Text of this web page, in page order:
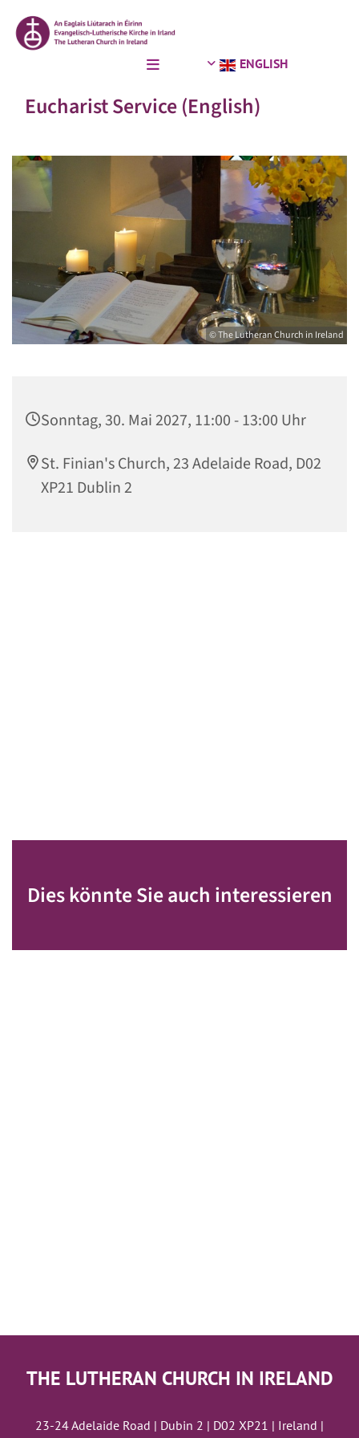
ENGLISH
Eucharist Service (English)
© The Lutheran Church in Ireland
Sonntag, 30. Mai 2027, 11:00 - 13:00 Uhr
St. Finian's Church, 23 Adelaide Road, D02
XP21 Dublin 2
Dies könnte Sie auch interessieren
THE LUTHERAN CHURCH IN IRELAND
23-24 Adelaide Road | Dubin 2 | D02 XP21 | Ireland |